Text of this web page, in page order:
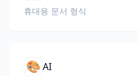
휴대용 문서 형식
🎨AI